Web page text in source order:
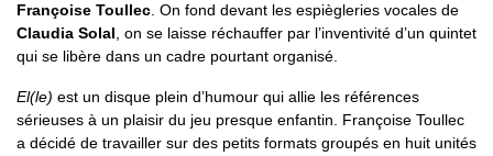
Françoise Toullec . On fond devant les espiègleries vocales de
Claudia Solal , on se laisse réchauffer par l’inventivité d’un quintet
qui se libère dans un cadre pourtant organisé.
El(le) est un disque plein d’humour qui allie les références
sérieuses à un plaisir du jeu presque enfantin. Françoise Toullec
a décidé de travailler sur des petits formats groupés en huit unités